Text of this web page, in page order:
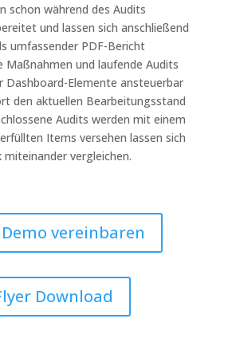
schon während des Audits
und lassen sich anschließend
umfassender PDF-Bericht
Maßnahmen und laufende Audits
Dashboard-Elemente ansteuerbar
den aktuellen Bearbeitungsstand
Audits werden mit einem
Items versehen lassen sich
miteinander vergleichen.
vereinbaren
Download